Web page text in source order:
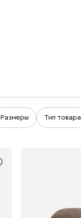
Размеры Тип товара